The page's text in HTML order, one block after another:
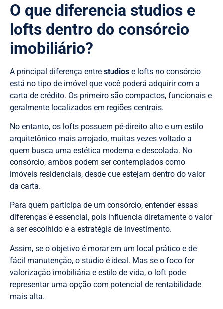
O que diferencia studios e
lofts dentro do consórcio
imobiliário?
A principal diferença entre studios e lofts no consórcio
está no tipo de imóvel que você poderá adquirir com a
carta de crédito. Os primeiro são compactos, funcionais e
geralmente localizados em regiões centrais.
No entanto, os lofts possuem pé-direito alto e um estilo
arquitetônico mais arrojado, muitas vezes voltado a
quem busca uma estética moderna e descolada. No
consórcio, ambos podem ser contemplados como
imóveis residenciais, desde que estejam dentro do valor
da carta.
Para quem participa de um consórcio, entender essas
diferenças é essencial, pois influencia diretamente o valor
a ser escolhido e a estratégia de investimento.
Assim, se o objetivo é morar em um local prático e de
fácil manutenção, o studio é ideal. Mas se o foco for
valorização imobiliária e estilo de vida, o loft pode
representar uma opção com potencial de rentabilidade
mais alta.